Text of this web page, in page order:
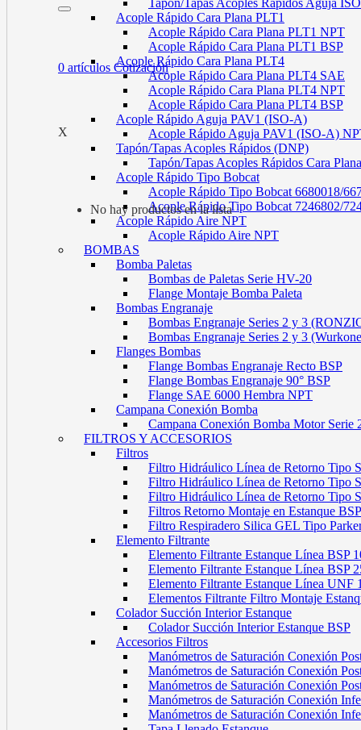
0 artículos Cotización
X
No hay productos en la lista
Tapón/Tapas Acoples Rápidos Aguja
Acople Rápido Cara Plana PLT1
Acople Rápido Cara Plana PLT1 NPT
Acople Rápido Cara Plana PLT1 BSP
Acople Rápido Cara Plana PLT4
Acople Rápido Cara Plana PLT4 SAE
Acople Rápido Cara Plana PLT4 NPT
Acople Rápido Cara Plana PLT4 BSP
Acople Rápido Aguja PAV1 (ISO-A)
Acople Rápido Aguja PAV1 (ISO-A)
Tapón/Tapas Acoples Rápidos (DNP)
Tapón/Tapas Acoples Rápidos Cara
Acople Rápido Tipo Bobcat
Acople Rápido Tipo Bobcat 6680018/
Acople Rápido Tipo Bobcat 7246802/
Acople Rápido Aire NPT
Acople Rápido Aire NPT
BOMBAS
Bomba Paletas
Bombas de Paletas Serie HV-20
Flange Montaje Bomba Paleta
Bombas Engranaje
Bombas Engranaje Series 2 y 3
Bombas Engranaje Series 2 y 3
Flanges Bombas
Flange Bombas Engranaje Recto BSP
Flange Bombas Engranaje 90° BSP
Flange SAE 6000 Hembra NPT
Campana Conexión Bomba
Campana Conexión Bomba Motor Serie
FILTROS Y ACCESORIOS
Filtros
Filtro Hidráulico Línea de Retorno Tipo
Filtro Hidráulico Línea de Retorno Tipo
Filtro Hidráulico Línea de Retorno Tipo
Filtros Retorno Montaje en Estanque BSP
Filtro Respiradero Silica GEL Tipo
Elemento Filtrante
Elemento Filtrante Estanque Línea BSP
Elemento Filtrante Estanque Línea BSP
Elemento Filtrante Estanque Línea UNF
Elementos Filtrante Filtro Montaje
Colador Succión Interior Estanque
Colador Succión Interior Estanque BSP
Accesorios Filtros
Manómetros de Saturación Conexión
Manómetros de Saturación Conexión
Manómetros de Saturación Conexión
Manómetros de Saturación Conexión
Manómetros de Saturación Conexión